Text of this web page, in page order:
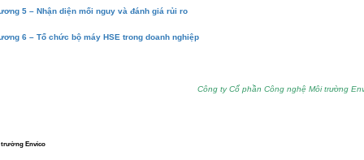
5 – Nhận diện mối nguy và đánh giá rủi ro
6 – Tổ chức bộ máy HSE trong doanh nghiệp
Công ty Cổ phần Công nghệ Môi trường
trường Envico